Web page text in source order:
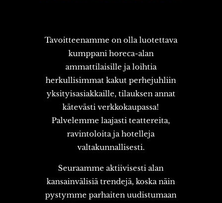
Tavoitteenamme on olla luotettava
kumppani horeca-alan
ammattilaisille ja loihtia
herkullisimmat kakut perhejuhliin
yksityisasiakkaille, tilauksen annat
kätevästi verkkokaupassa!
Palvelemme laajasti teattereita,
ravintoloita ja hotelleja
valtakunnallisesti.
Seuraamme aktiivisesti alan
kansainvälisiä trendejä, koska näin
pystymme parhaiten uudistumaan